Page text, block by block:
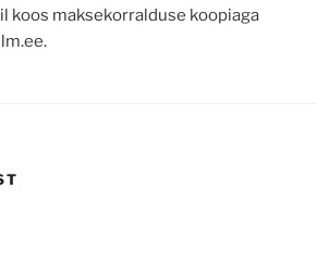
koos maksekorralduse koopiaga